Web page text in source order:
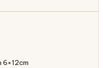
6×12cm